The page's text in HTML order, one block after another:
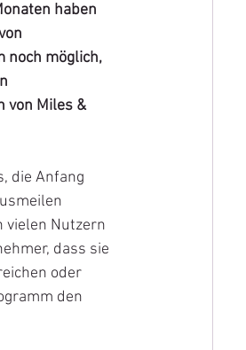
haben
noch möglich,
von Miles &
die Anfang
vielen Nutzern
dass sie
oder
den